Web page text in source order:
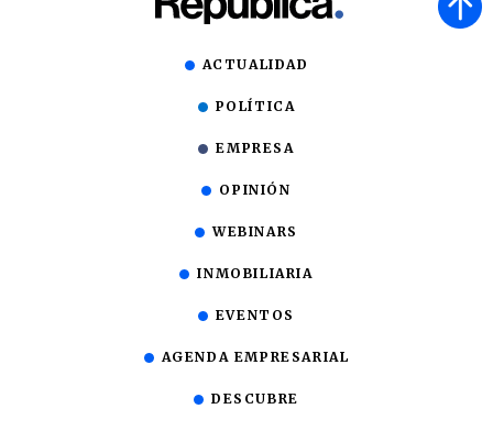
ACTUALIDAD
POLÍTICA
EMPRESA
OPINIÓN
WEBINARS
INMOBILIARIA
EVENTOS
AGENDA EMPRESARIAL
DESCUBRE